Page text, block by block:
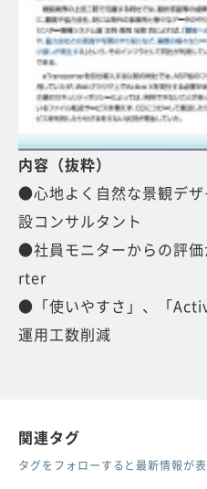
内容（抜粋）
●心地よく自然な景観デ
設コンサルタント
●社員モニターからの評
rter
●「使いやすさ」、「
運用工数削減
関連タグ
タグをフォローすると最新情報が